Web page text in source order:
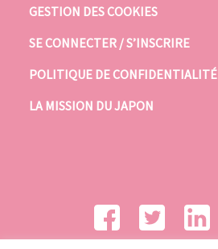
GESTION DES COOKIES
SE CONNECTER / S’INSCRIRE
POLITIQUE DE CONFIDENTIALITÉ
LA MISSION DU JAPON